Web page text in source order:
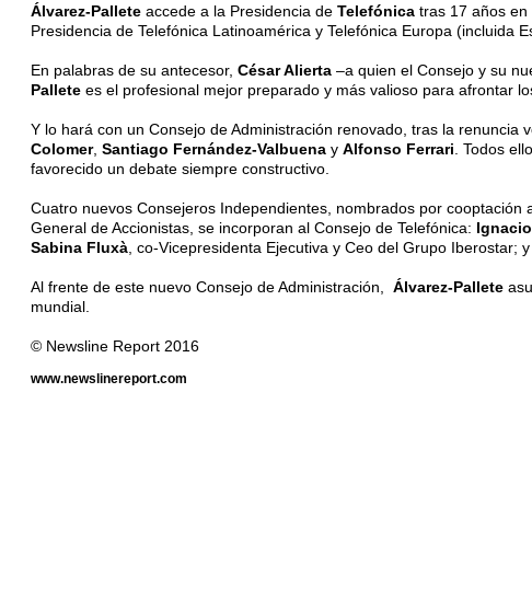
Álvarez-Pallete accede a la Presidencia de Telefónica tras 17 años
Presidencia de Telefónica Latinoamérica y Telefónica Europa (incluida
En palabras de su antecesor, César Alierta –a quien el Consejo y su
Pallete es el profesional mejor preparado y más valioso para afrontar
Y lo hará con un Consejo de Administración renovado, tras la
Colomer, Santiago Fernández-Valbuena y Alfonso Ferrari . Todos
favorecido un debate siempre constructivo.
Cuatro nuevos Consejeros Independientes, nombrados por
General de Accionistas, se incorporan al Consejo de Telefónica:
Sabina Fluxà , co-Vicepresidenta Ejecutiva y Ceo del Grupo Iberostar; y
Al frente de este nuevo Consejo de Administración, Álvarez-Pallete
mundial.
© Newsline Report 2016
www.newslinereport.com